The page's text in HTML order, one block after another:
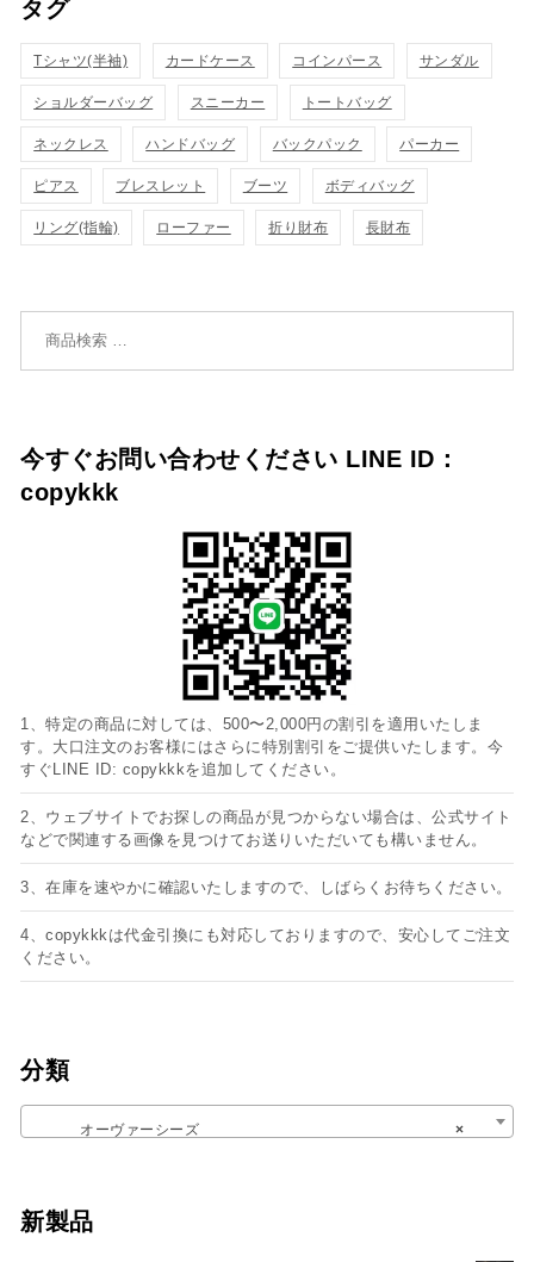
タグ
Tシャツ(半袖) カードケース コインパース サンダル
ショルダーバッグ スニーカー トートバッグ
ネックレス ハンドバッグ バックパック パーカー
ピアス ブレスレット ブーツ ボディバッグ
リング(指輪) ローファー 折り財布 長財布
今すぐお問い合わせください LINE ID：
copykkk
1、特定の商品に対しては、500〜2,000円の割引を適用いたしま
す。大口注文のお客様にはさらに特別割引をご提供いたします。今
すぐLINE ID: copykkkを追加してください。
2、ウェブサイトでお探しの商品が見つからない場合は、公式サイト
などで関連する画像を見つけてお送りいただいても構いません。
3、在庫を速やかに確認いたしますので、しばらくお待ちください。
4、copykkkは代金引換にも対応しておりますので、安心してご注文
ください。
分類
×
オーヴァーシーズ
新製品